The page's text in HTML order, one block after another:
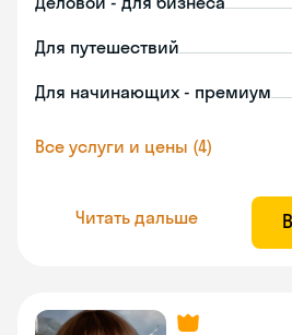
Для путешествий
Для начинающих - премиум
Все услуги и цены (4)
Читать дальше